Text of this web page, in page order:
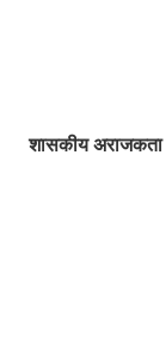
शासकीय अराजकता